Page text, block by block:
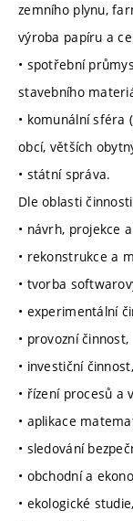
zemního plynu,
výroba papíru a
• spotřební
stavebního
• komunální sféra
obcí, větších
• státní správa.
Dle oblasti
• návrh, projekce
• rekonstrukce a
• tvorba
• experimentální
• provozní činnost,
• investiční činnost,
• řízení procesů a
• aplikace
• sledování
• obchodní a
• ekologické